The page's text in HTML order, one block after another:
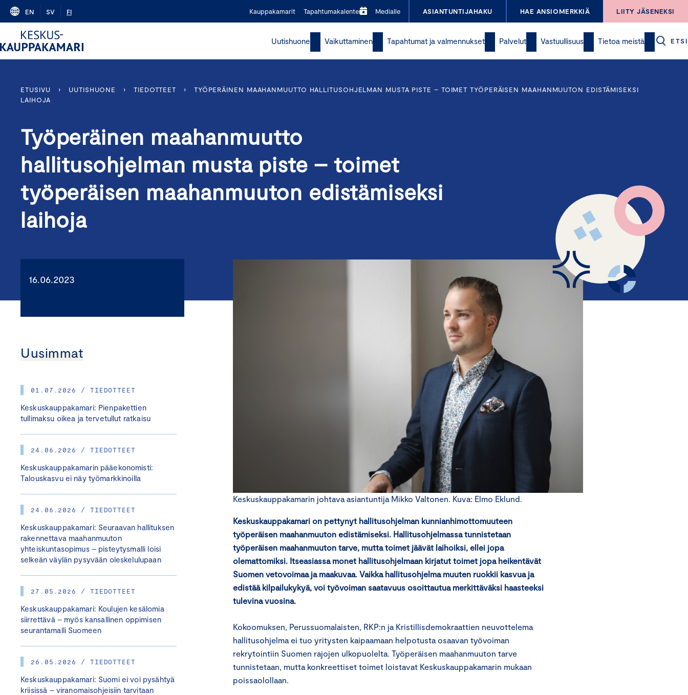
Skip
content
EN SV FI Kauppakamarit Tapahtumakalenteri Medialle ASIANTUNTIJAHAKU HAE ANSIOMERKKIÄ LIITY JÄSENEKSI
Uutishuone Vaikuttaminen Tapahtumat ja valmennukset Palvelut Vastuullisuus Tietoa meistä ETSI
ETUSIVU › UUTISHUONE › TIEDOTTEET ›
TYÖPERÄINEN MAAHANMUUTTO HALLITUSOHJELMAN MUSTA PISTE – TOIMET TYÖPERÄISEN MAAHANMUUTON EDISTÄMISEKSI
LAIHOJA
Työperäinen maahanmuutto
hallitusohjelman musta piste – toimet
työperäisen maahanmuuton edistämiseksi
laihoja
16.06.2023
Uusimmat
01.07.2026 / TIEDOTTEET
Keskuskauppakamari: Pienpakettien
tullimaksu oikea ja tervetullut ratkaisu
24.06.2026 / TIEDOTTEET
Keskuskauppakamarin pääekonomisti:
Talouskasvu ei näy työmarkkinoilla
24.06.2026 / TIEDOTTEET
Keskuskauppakamari: Seuraavan hallituksen
rakennettava maahanmuuton
yhteiskuntasopimus – pisteytysmalli loisi
selkeän väylän pysyvään oleskelulupaan
27.05.2026 / TIEDOTTEET
Keskuskauppakamari: Koulujen kesälomia
siirrettävä – myös kansallinen oppimisen
seurantamalli Suomeen
26.05.2026 / TIEDOTTEET
Keskuskauppakamari: Suomi ei voi pysähtyä
kriisissä – viranomaisohjeisiin tarvitaan
Keskuskauppakamarin johtava asiantuntija Mikko Valtonen. Kuva: Elmo Eklund.
Keskuskauppakamari on pettynyt hallitusohjelman kunnianhimottomuuteen
työperäisen maahanmuuton edistämiseksi. Hallitusohjelmassa tunnistetaan
työperäisen maahanmuuton tarve, mutta toimet jäävät laihoiksi, ellei jopa
olemattomiksi. Itseasiassa monet hallitusohjelmaan kirjatut toimet jopa heikentävät
Suomen vetovoimaa ja maakuvaa. Vaikka hallitusohjelma muuten ruokkii kasvua ja
edistää kilpailukykyä, voi työvoiman saatavuus osoittautua merkittäväksi haasteeksi
tulevina vuosina.
Kokoomuksen, Perussuomalaisten, RKP:n ja Kristillisdemokraattien neuvottelema
hallitusohjelma ei tuo yritysten kaipaamaan helpotusta osaavan työvoiman
rekrytointiin Suomen rajojen ulkopuolelta. Työperäisen maahanmuuton tarve
tunnistetaan, mutta konkreettiset toimet loistavat Keskuskauppakamarin mukaan
poissaolollaan.